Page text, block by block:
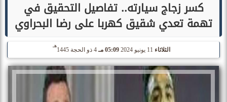
كسر زجاج سيارته.. تفاصيل التحقيق في
تهمة تعدي شقيق كهربا على رضا البحراوي
الثلاثاء 05:09 مـ 4 ذو الحجة 1445
هـ